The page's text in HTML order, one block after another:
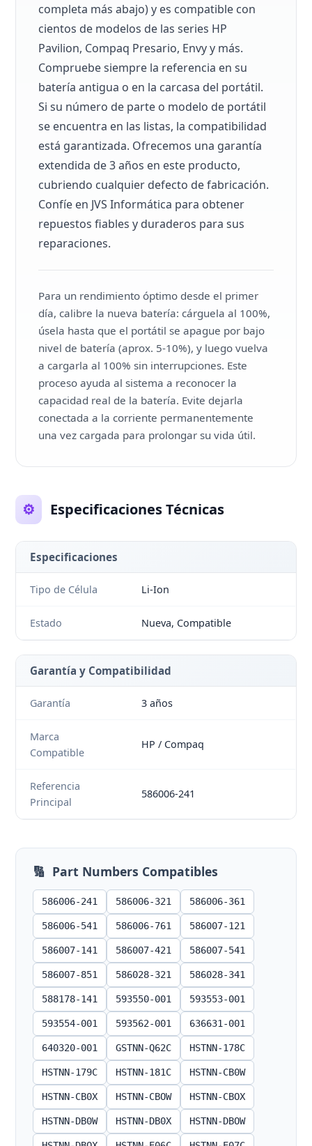
completa más abajo) y es compatible con
cientos de modelos de las series HP
Pavilion, Compaq Presario, Envy y más.
Compruebe siempre la referencia en su
batería antigua o en la carcasa del portátil.
Si su número de parte o modelo de portátil
se encuentra en las listas, la compatibilidad
está garantizada. Ofrecemos una garantía
extendida de 3 años en este producto,
cubriendo cualquier defecto de fabricación.
Confíe en JVS Informática para obtener
repuestos fiables y duraderos para sus
reparaciones.
Para un rendimiento óptimo desde el primer
día, calibre la nueva batería: cárguela al 100%,
úsela hasta que el portátil se apague por bajo
nivel de batería (aprox. 5-10%), y luego vuelva
a cargarla al 100% sin interrupciones. Este
proceso ayuda al sistema a reconocer la
capacidad real de la batería. Evite dejarla
conectada a la corriente permanentemente
una vez cargada para prolongar su vida útil.
⚙️ Especificaciones Técnicas
Especificaciones
Tipo de Célula Li-Ion
Estado Nueva, Compatible
Garantía y Compatibilidad
Garantía 3 años
Marca
Compatible
HP / Compaq
Referencia
Principal
586006-241
🔢 Part Numbers Compatibles
586006-241 586006-321 586006-361
586006-541 586006-761 586007-121
586007-141 586007-421 586007-541
586007-851 586028-321 586028-341
588178-141 593550-001 593553-001
593554-001 593562-001 636631-001
640320-001 GSTNN-Q62C HSTNN-178C
HSTNN-179C HSTNN-181C HSTNN-CB0W
HSTNN-CB0X HSTNN-CBOW HSTNN-CBOX
HSTNN-DB0W HSTNN-DB0X HSTNN-DBOW